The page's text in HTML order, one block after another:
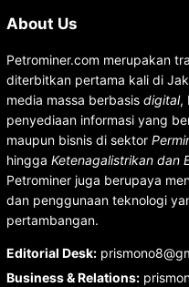
About Us
Petrominer.com merupakan
diterbitkan pertama kali di
media massa berbasis digital,
penyediaan informasi yang
maupun bisnis di sektor
hingga Ketenagalistrikan dan
Petrominer juga berupaya
dan penggunaan teknologi
pertambangan.
Editorial Desk:
Business & Relations: